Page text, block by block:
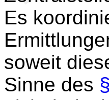
Es
soweit
Sinne des